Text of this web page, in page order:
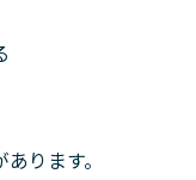
ります。